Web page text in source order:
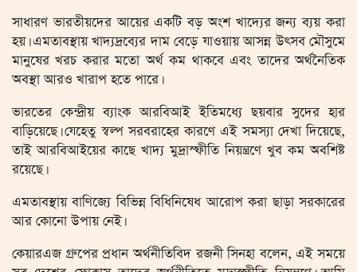
সাধারণ ভারতীয়দের আয়ের একটি বড় অংশ খাদ্যের জন্য ব্যয় করা
হয়। এমতাবস্থায় খাদ্যদ্রব্যের দাম বেড়ে যাওয়ায় আসন্ন উৎসব মৌসুমে
মানুষের খরচ করার মতো অর্থ কম থাকবে এবং তাদের অর্থনৈতিক
অবস্থা আরও খারাপ হতে পারে।
ভারতের কেন্দ্রীয় ব্যাংক আরবিআই ইতিমধ্যে ছয়বার সুদের হার
বাড়িয়েছে। যেহেতু স্বল্প সরবরাহের কারণে এই সমস্যা দেখা দিয়েছে,
তাই আরবিআইয়ের কাছে খাদ্য মুদ্রাস্ফীতি নিয়ন্ত্রণে খুব কম অবশিষ্ট
রয়েছে।
এমতাবস্থায় বাণিজ্যে বিভিন্ন বিধিনিষেধ আরোপ করা ছাড়া সরকারের
আর কোনো উপায় নেই।
কেয়ারএজ গ্রুপের প্রধান অর্থনীতিবিদ রজনী সিনহা বলেন, এই সময়ে